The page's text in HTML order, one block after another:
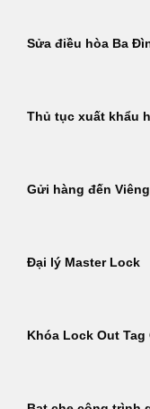
Sửa điều hòa Ba
Thủ tục xuất khẩu
Gửi hàng đến
Đại lý Master Lock
Khóa Lock Out Tag